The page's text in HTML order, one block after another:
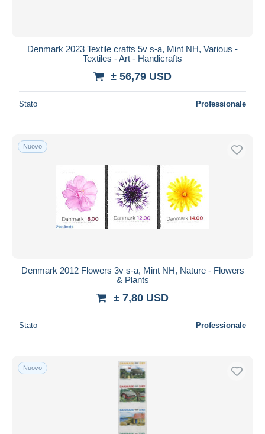
Denmark 2023 Textile crafts 5v s-a, Mint NH, Various -
Textiles - Art - Handicrafts
± 56,79 USD
Stato Professionale
Nuovo
Denmark 2012 Flowers 3v s-a, Mint NH, Nature - Flowers
& Plants
± 7,80 USD
Stato Professionale
Nuovo